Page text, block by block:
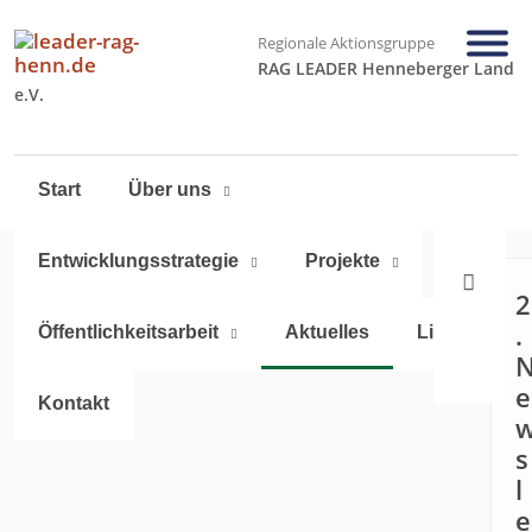
Regionale Aktionsgruppe
RAG LEADER Henneberger Land
e.V.
Start Über uns
Entwicklungsstrategie Projekte
Öffentlichkeitsarbeit Aktuelles Links
Kontakt
2
.
e
s
l
e